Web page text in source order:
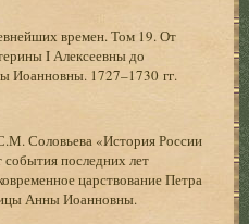
времен. Том 19. От
I Алексеевны до
Иоанновны. 1727–1730 гг.
Соловьева «История России
последних лет
царствование Петра
Анны Иоанновны.